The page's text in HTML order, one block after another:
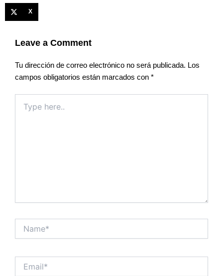
X
Leave a Comment
Tu dirección de correo electrónico no será publicada. Los
campos obligatorios están marcados con *
here..